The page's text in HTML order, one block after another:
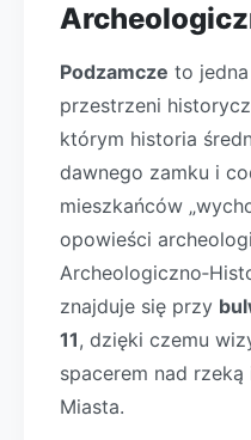
Podzamcze to
przestrzeni
którym historia
dawnego zamku i
mieszkańców
opowieści
znajduje się przy
11, dzięki czemu
spacerem nad
Miasta.